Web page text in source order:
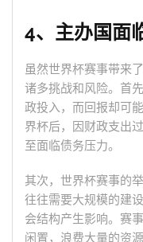
4、主办国面
虽然世界杯赛事带来
诸多挑战和风险。首
政投入，而回报却可
界杯后，因财政支出
至面临债务压力。
其次，世界杯赛事的
往往需要大规模的建
会结构产生影响。赛
闲置，浪费大量的资